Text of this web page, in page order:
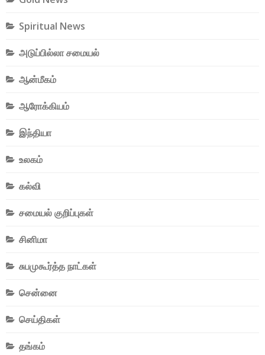
Spiritual News
அடுப்பில்லா சமையல்
ஆன்மீகம்
ஆரோக்கியம்
இந்தியா
உலகம்
கல்வி
சமையல் குறிப்புகள்
சினிமா
சுபமுகூர்த்த நாட்கள்
சென்னை
செய்திகள்
தங்கம்